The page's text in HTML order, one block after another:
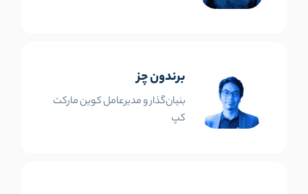
برندون چز
بنیان‌گذار و مدیرعامل کوین مارکت
کپ